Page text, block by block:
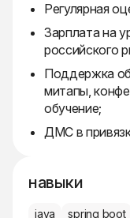
Регулярная
Зарплата на
российского
Поддержка
митапы,
обучение;
ДМС в
навыки
java spring boot